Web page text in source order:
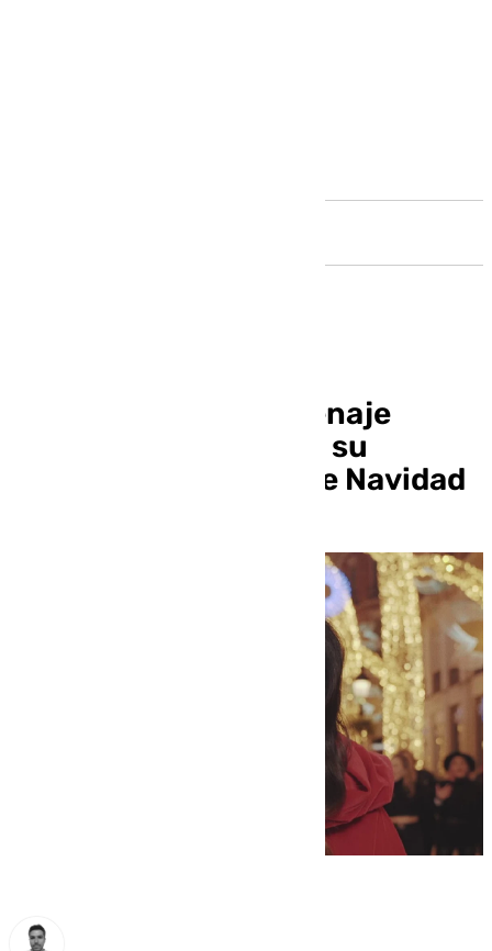
Málaga hará un homenaje
musical a Valencia en su
encendido de luces de Navidad